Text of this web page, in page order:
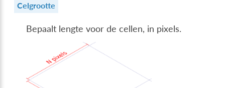
Celgrootte
Bepaalt lengte voor de cellen, in pixels.